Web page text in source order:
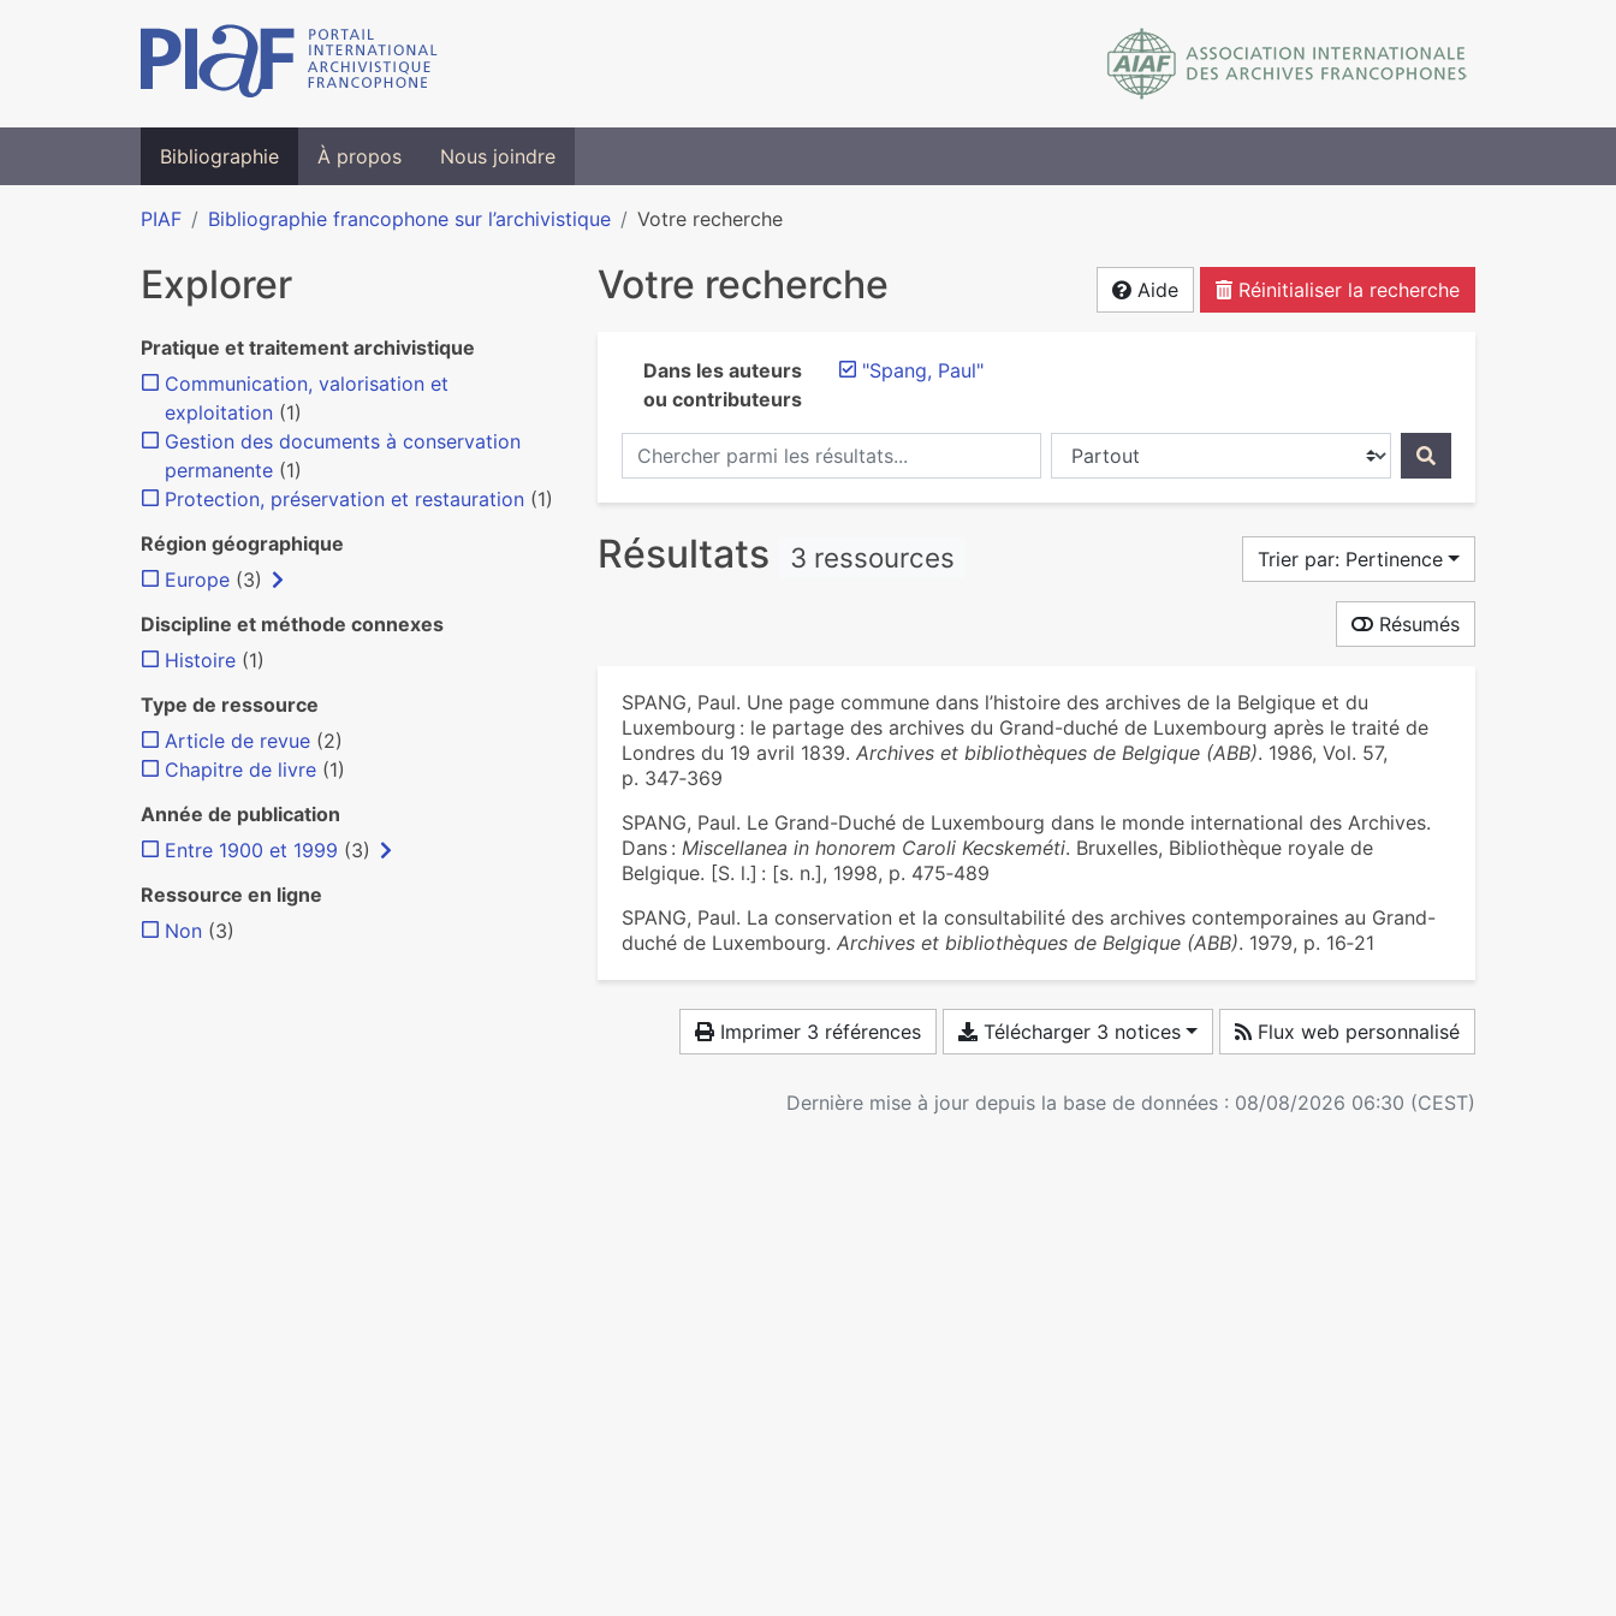
Bibliographie À propos Nous joindre
PIAF Bibliographie francophone sur l’archivistique Votre recherche
Votre recherche Aide Réinitialiser la recherche
Dans les auteurs
ou contributeurs
"Spang, Paul"
Chercher parmi les résultats... Chercher dans...
Résultats 3 ressources Trier par: Pertinence
Résumés
SPANG, Paul. Une page commune dans l’histoire des archives de la Belgique et du
Luxembourg : le partage des archives du Grand-duché de Luxembourg après le traité de
Londres du 19 avril 1839. Archives et bibliothèques de Belgique (ABB). 1986, Vol. 57,
p. 347‑369
SPANG, Paul. Le Grand-Duché de Luxembourg dans le monde international des Archives.
Dans : Miscellanea in honorem Caroli Kecskeméti. Bruxelles, Bibliothèque royale de
Belgique. [S. l.] : [s. n.], 1998, p. 475‑489
SPANG, Paul. La conservation et la consultabilité des archives contemporaines au Grand-
duché de Luxembourg. Archives et bibliothèques de Belgique (ABB). 1979, p. 16‑21
Imprimer 3 références Télécharger 3 notices Flux web personnalisé
Dernière mise à jour depuis la base de données : 08/08/2026 06:30 (CEST)
Explorer
Pratique et traitement archivistique
Communication, valorisation et
exploitation (1)
Gestion des documents à conservation
permanente (1)
Protection, préservation et restauration (1)
Région géographique
Europe (3)
Discipline et méthode connexes
Histoire (1)
Type de ressource
Article de revue (2)
Chapitre de livre (1)
Année de publication
Entre 1900 et 1999 (3)
Ressource en ligne
Non (3)